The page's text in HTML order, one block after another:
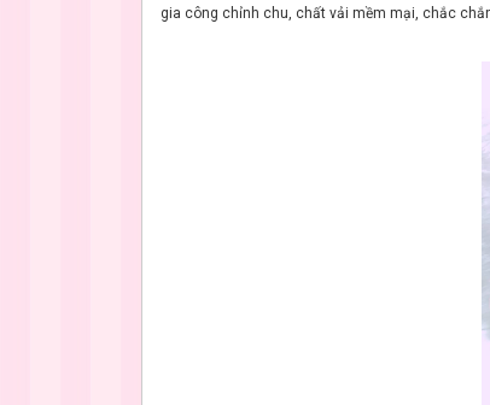
gia công chỉnh chu, chất vải mềm mại, chắc